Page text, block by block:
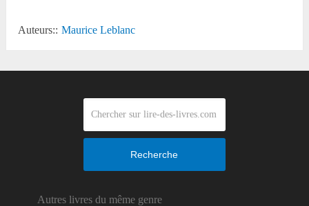
Auteurs:: Maurice Leblanc
Recherche
Autres livres du même genre